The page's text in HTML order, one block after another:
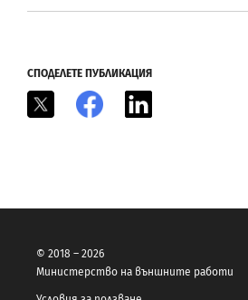
СПОДЕЛЕТЕ ПУБЛИКАЦИЯ
Facebook
© 2018 – 2026
Министерство на външните работи